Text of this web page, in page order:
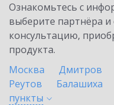
Ознакомьтесь с
выберите партнёра и
консультацию,
продукта.
Москва
Дмитров
Реутов
Балашиха
пункты